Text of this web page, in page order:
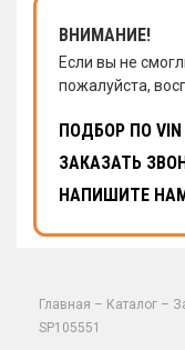
ВНИМАНИЕ!
Если вы не
пожалуйста,
ПОДБОР ПО VIN
ЗАКАЗАТЬ
НАПИШИТЕ
Главная – Каталог –
SP105551